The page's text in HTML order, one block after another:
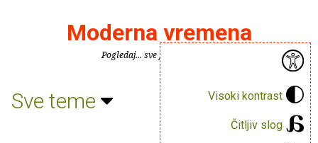
Visoki kontrast
Čitljiv slog
Moderna vremena
Pogledaj... sve je puno knjiga.
Sve teme